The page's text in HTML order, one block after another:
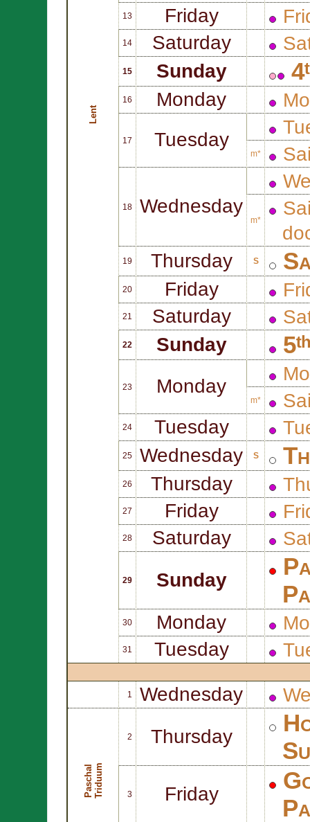
Lent
13 Friday
14 Saturday
15 Sunday
16 Monday
17 Tuesday
m*
18 Wednesday
m*
19 Thursday S
20 Friday
21 Saturday
22 Sunday
23 Monday
m*
24 Tuesday
25 Wednesday S
26 Thursday
27 Friday
28 Saturday
29 Sunday
30 Monday
31 Tuesday
1 Wednesday
P
a
s
c
h
a
l
T
r
i
d
u
um
2 Thursday
3 Friday